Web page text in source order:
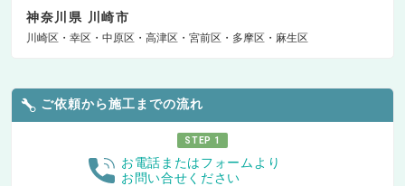
神奈川県 川崎市
川崎区 幸区 中原区 高津区 宮前区 多摩区 麻生区
ご依頼から施工までの流れ
STEP 1
お電話またはフォームより
お問い合せください